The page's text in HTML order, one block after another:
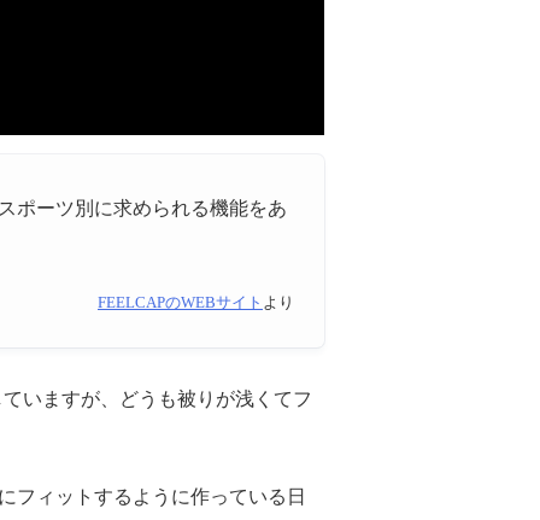
ポーツ別に求められる機能をあ
FEELCAPのWEBサイト より
いますが、どうも被りが浅くてフ
フィットするように作っている日